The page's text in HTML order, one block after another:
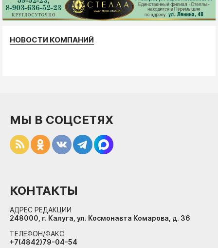
НОВОСТИ КОМПАНИЙ
МЫ В СОЦСЕТЯХ
КОНТАКТЫ
АДРЕС РЕДАКЦИИ
248000, г. Калуга, ул. Космонавта Комарова, д. 36
ТЕЛЕФОН/ФАКС
+7(4842)79-04-54